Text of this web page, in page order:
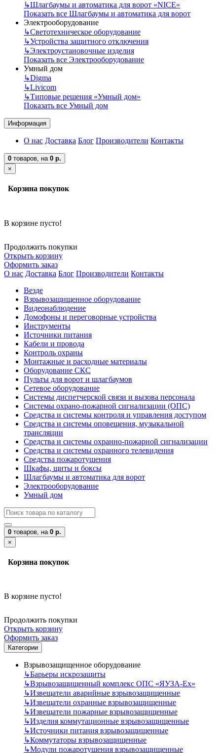
↳Шлагбаумы и автоматика для ворот «NICE»
Показать все Шлагбаумы и автоматика для ворот
Электрооборудование
↳Светотехническое оборудование
↳Устройства защитного отключения
↳Электроустановочные изделия
Показать все Электрооборудование
Умный дом
↳Digma
↳Livicom
↳Типовые решения «Умный дом»
Показать все Умный дом
Информация
О нас Доставка Блог Производители Контакты
0 товаров, на 0 р.
×
Корзина покупок
В корзине пусто!
Продолжить покупки
Открыть корзину
Оформить заказ
О нас Доставка Блог Производители Контакты
Везде
Взрывозащищенное оборудование
Видеонаблюдение
Домофоны и переговорные устройства
Инструменты
Источники питания
Кабели и провода
Контроль охраны
Монтажные и расходные материалы
Оборудование СКС
Пульты для ворот и шлагбаумов
Сетевое оборудование
Системы диспетчерской связи и вызова персонала
Системы охрано-пожарной сигнализации (ОПС)
Средства и системы контроля и управления доступом
Средства и системы оповещения, музыкальной
трансляции
Средства и системы охранно-пожарной сигнализации
Средства и системы охранного телевидения
Средства пожаротушения
Шкафы, щиты и боксы
Шлагбаумы и автоматика для ворот
Электрооборудование
Умный дом
0 товаров, на 0 р.
×
Корзина покупок
В корзине пусто!
Продолжить покупки
Открыть корзину
Оформить заказ
Категории
Взрывозащищенное оборудование
↳Барьеры искрозащиты
↳Взрывозащищенный комплекс ОПС «ЯУЗА-Ех»
↳Извещатели аварийные взрывозащищенные
↳Извещатели охранные взрывозащищенные
↳Извещатели пожарные взрывозащищенные
↳Изделия коммутационные взрывозащищенные
↳Источники питания взрывозащищенные
↳Коммутаторы взрывозащищенные
↳Модули пожаротушения взрывозащищенные